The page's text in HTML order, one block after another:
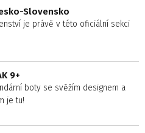
Slovensko
je právě v této oficiální sekci
9+
boty se svěžím designem a
je tu!